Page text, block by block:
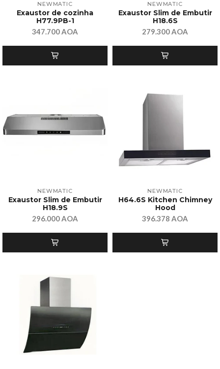
NEWMATIC
Exaustor de cozinha
H77.9PB-1
347.700 AOA
NEWMATIC
Exaustor Slim de Embutir
H18.6S
279.300 AOA
NEWMATIC
Exaustor Slim de Embutir
H18.9S
296.000 AOA
NEWMATIC
H64.6S Kitchen Chimney
Hood
396.378 AOA